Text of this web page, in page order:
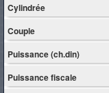
Cylindrée
Couple
Puissance (ch.din)
Puissance fiscale